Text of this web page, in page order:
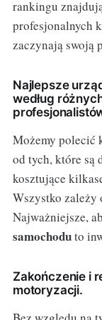
rankingu
profesjonalnych
zaczynają swoją
Najlepsze
według
Możemy polecić
od tych, które są
kosztujące
Wszystko zależy
Najważniejsze,
samochoduto
Zakończenie i
motoryzacji.